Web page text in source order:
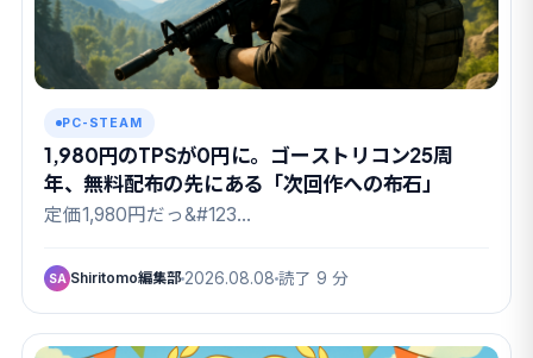
PC-STEAM
1,980円のTPSが0円に。ゴーストリコン25周
年、無料配布の先にある「次回作への布石」
定価1,980円だっ&#123…
SA Shiritomo編集部 2026.08.08 読了 9 分